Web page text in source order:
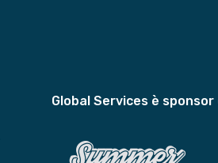
Global Services è sponsor